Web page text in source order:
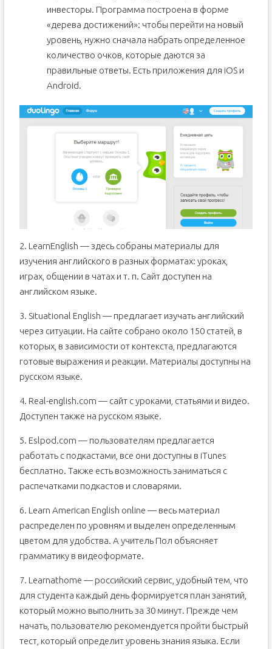
инвесторы. Программа построена в форме
«дерева достижений»: чтобы перейти на новый
уровень, нужно сначала набрать определенное
количество очков, которые даются за
правильные ответы. Есть приложения для iOS и
Android.
2. LearnEnglish — здесь собраны материалы для
изучения английского в разных форматах: уроках,
играх, общении в чатах и т. п. Сайт доступен на
английском языке.
3. Situational English — предлагает изучать английский
через ситуации. На сайте собрано около 150 статей, в
которых, в зависимости от контекста, предлагаются
готовые выражения и реакции. Материалы доступны на
русском языке.
4. Real-english.com — сайт с уроками, статьями и видео.
Доступен также на русском языке.
5. Eslpod.com — пользователям предлагается
работать с подкастами, все они доступны в iTunes
бесплатно. Также есть возможность заниматься с
распечатками подкастов и словарями.
6. Learn American English online — весь материал
распределен по уровням и выделен определенным
цветом для удобства. А учитель Пол объясняет
грамматику в видеоформате.
7. Learnathome — российский сервис, удобный тем, что
для студента каждый день формируется план занятий,
который можно выполнить за 30 минут. Прежде чем
начать, пользователю рекомендуется пройти быстрый
тест, который определит уровень знания языка. Если